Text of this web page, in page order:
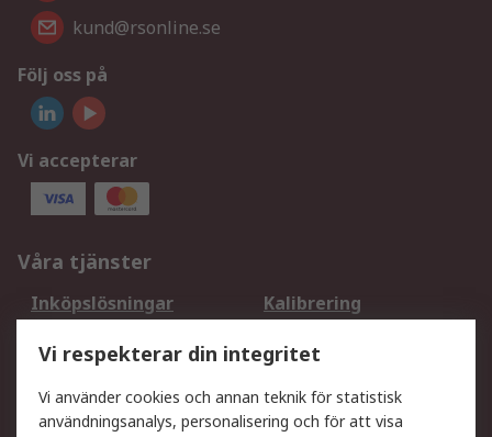
kund@rsonline.se
Följ oss på
Vi accepterar
Våra tjänster
Inköpslösningar
Kalibrering
DesignSpark
Teknisk Support
Ditt lokala säljteam
Exportlösningar
Vi respekterar din integritet
Vi använder cookies och annan teknik för statistisk
användningsanalys, personalisering och för att visa